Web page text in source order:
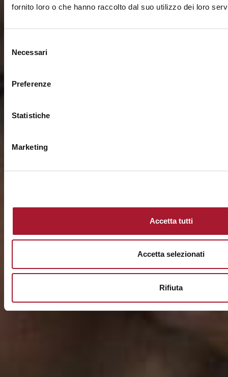
fornito loro o che hanno raccolto dal suo utilizzo dei loro
delNecessari
Preferenze
Statistiche
Marketing
Accetta tutti
Accetta selezionati
Rifiuta